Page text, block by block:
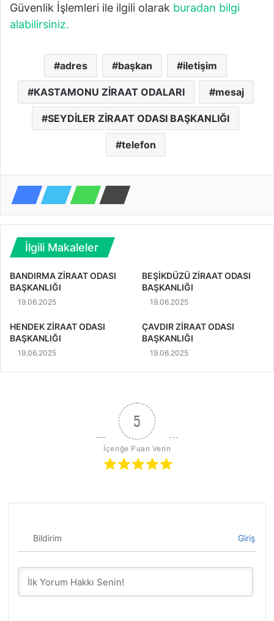
Güvenlik İşlemleri ile ilgili olarak buradan bilgi
alabilirsiniz.
adres başkan iletişim
KASTAMONU ZİRAAT ODALARI mesaj
SEYDİLER ZİRAAT ODASI BAŞKANLIĞI
telefon
İlgili Makaleler
BANDIRMA ZİRAAT ODASI
BAŞKANLIĞI
19.06.2025
BEŞİKDÜZÜ ZİRAAT ODASI
BAŞKANLIĞI
19.06.2025
HENDEK ZİRAAT ODASI
BAŞKANLIĞI
19.06.2025
ÇAVDIR ZİRAAT ODASI
BAŞKANLIĞI
19.06.2025
5
İçeriğe Puan Verin
Bildirim Giriş